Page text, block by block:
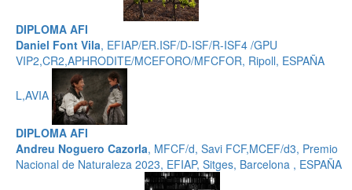
DIPLOMA AFI
Daniel Font Vila, EFIAP/ER.ISF/D-ISF/R-ISF4 /GPU
VIP2,CR2,APHRODITE/MCEFORO/MFCFOR, Ripoll, ESPAÑA
L,AVIA
DIPLOMA AFI
Andreu Noguero Cazorla, MFCF/d, Savi FCF,MCEF/d3, Premio
Nacional de Naturaleza 2023, EFIAP, Sitges, Barcelona , ESPAÑA